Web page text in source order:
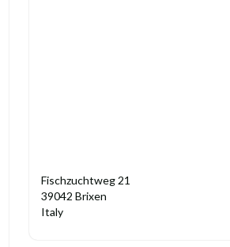
Fischzuchtweg 21
39042 Brixen
Italy